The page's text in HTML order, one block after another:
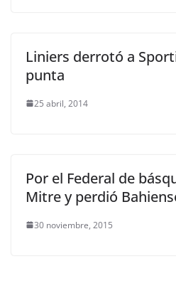
Liniers derrotó a
punta
25 abril, 2014
Por el Federal de
Mitre y perdió
30 noviembre, 2015